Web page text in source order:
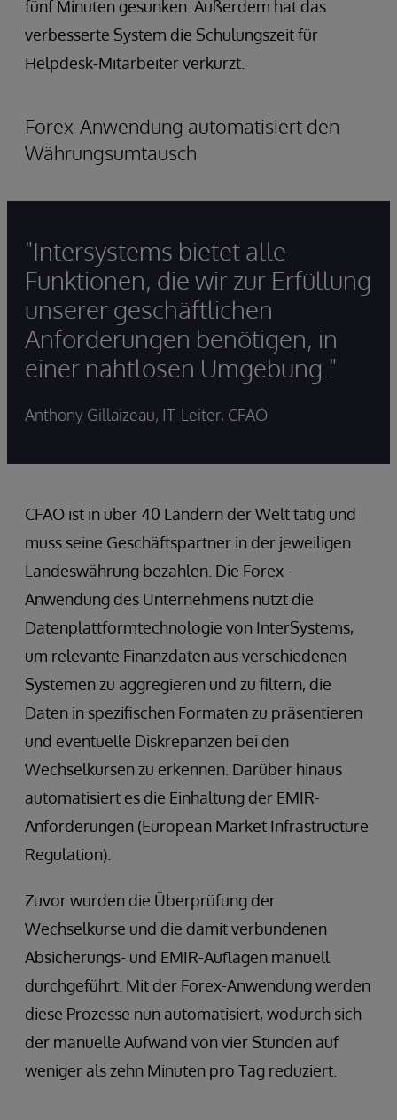
fünf Minuten gesunken. Außerdem hat das
verbesserte System die Schulungszeit für
Helpdesk-Mitarbeiter verkürzt.
Forex-Anwendung automatisiert den
Währungsumtausch
"Intersystems bietet alle
Funktionen, die wir zur Erfüllung
unserer geschäftlichen
Anforderungen benötigen, in
einer nahtlosen Umgebung."
Anthony Gillaizeau, IT-Leiter, CFAO
CFAO ist in über 40 Ländern der Welt tätig und
muss seine Geschäftspartner in der jeweiligen
Landeswährung bezahlen. Die Forex-
Anwendung des Unternehmens nutzt die
Datenplattformtechnologie von InterSystems,
um relevante Finanzdaten aus verschiedenen
Systemen zu aggregieren und zu filtern, die
Daten in spezifischen Formaten zu präsentieren
und eventuelle Diskrepanzen bei den
Wechselkursen zu erkennen. Darüber hinaus
automatisiert es die Einhaltung der EMIR-
Anforderungen (European Market Infrastructure
Regulation).
Zuvor wurden die Überprüfung der
Wechselkurse und die damit verbundenen
Absicherungs- und EMIR-Auflagen manuell
durchgeführt. Mit der Forex-Anwendung werden
diese Prozesse nun automatisiert, wodurch sich
der manuelle Aufwand von vier Stunden auf
weniger als zehn Minuten pro Tag reduziert.